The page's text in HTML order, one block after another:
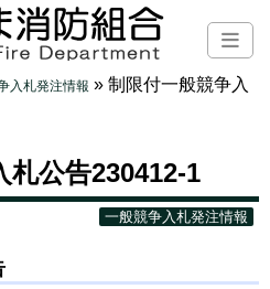
入札発注情報 » 制限付一般競争入
札公告230412-1
一般競争入札発注情報